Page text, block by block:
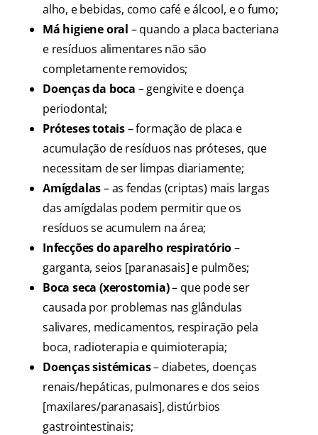
alho, e bebidas, como café e álcool, e o fumo;
Má higiene oral – quando a placa bacteriana
e resíduos alimentares não são
completamente removidos;
Doenças da boca – gengivite e doença
periodontal;
Próteses totais– formação de placa e
acumulação de resíduos nas próteses, que
necessitam de ser limpas diariamente;
Amígdalas– as fendas (criptas) mais largas
das amígdalas podem permitir que os
resíduos se acumulem na área;
Infecções do aparelho respiratório–
garganta, seios [paranasais] e pulmões;
Boca seca (xerostomia)– que pode ser
causada por problemas nas glândulas
salivares, medicamentos, respiração pela
boca, radioterapia e quimioterapia;
Doenças sistémicas– diabetes, doenças
renais/hepáticas, pulmonares e dos seios
[maxilares/paranasais], distúrbios
gastrointestinais;